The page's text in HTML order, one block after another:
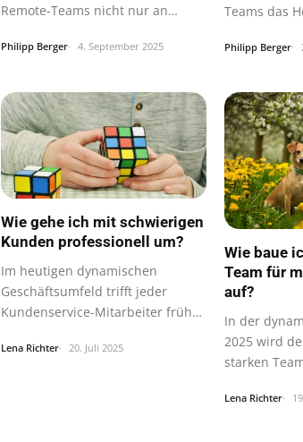
Remote-Teams nicht nur an
Philipp Berger 4. September 2025
Teams das
Philipp Berger
Wie gehe ich mit schwierigen
Kunden professionell um?
Im heutigen dynamischen
Geschäftsumfeld trifft jeder
Kundenservice-Mitarbeiter früher
Lena Richter 20. Juli 2025
Wie baue
Team für
auf?
In der
2025 wird
starken
Lena Richter